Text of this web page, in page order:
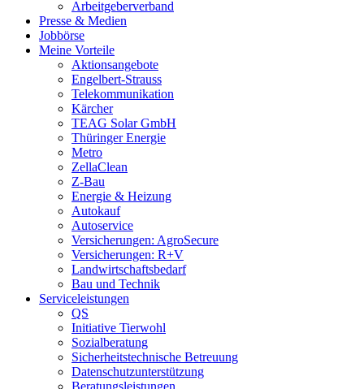
Arbeitgeberverband
Presse & Medien
Jobbörse
Meine Vorteile
Aktionsangebote
Engelbert-Strauss
Telekommunikation
Kärcher
TEAG Solar GmbH
Thüringer Energie
Metro
ZellaClean
Z-Bau
Energie & Heizung
Autokauf
Autoservice
Versicherungen: AgroSecure
Versicherungen: R+V
Landwirtschaftsbedarf
Bau und Technik
Service­­leistungen
QS
Initiative Tierwohl
Sozialberatung
Sicherheitstechnische Betreuung
Datenschutzunterstützung
Beratungsleistungen